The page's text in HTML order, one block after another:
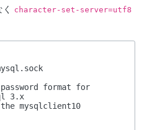
character-set-server=utf8
format for
3.x
mysqlclient10